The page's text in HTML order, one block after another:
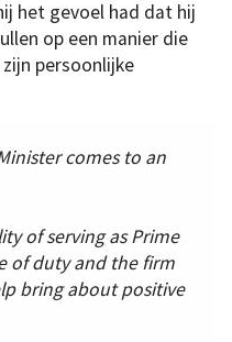
het gevoel had dat hij
op een manier die
persoonlijke
comes to an
of serving as Prime
of duty and the firm
bring about positive